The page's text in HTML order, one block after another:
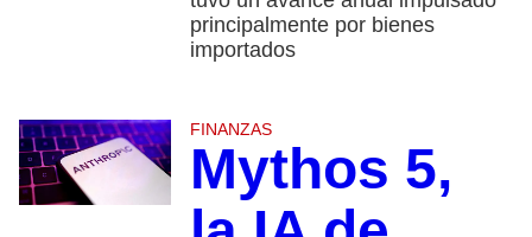
principalmente por bienes
importados
FINANZAS
Mythos 5,